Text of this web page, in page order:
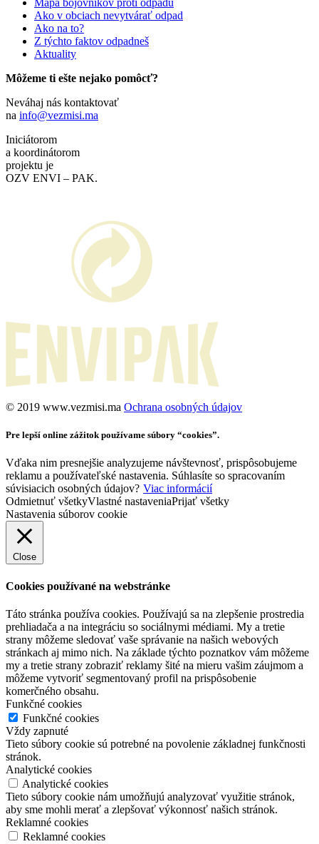
Mapa bojovníkov proti odpadu
Ako v obciach nevytvárať odpad
Ako na to?
Z týchto faktov odpadneš
Aktuality
Môžeme ti ešte nejako pomôcť?
Neváhaj nás kontaktovať
na info@vezmisi.ma
Iniciátorom
a koordinátorom
projektu je
OZV ENVI – PAK.
©️ 2019 www.vezmisi.ma Ochrana osobných údajov
Pre lepší online zážitok používame súbory “cookies”.
Vďaka nim presnejšie analyzujeme návštevnosť, prispôsobujeme
reklamu a používateľské nastavenia. Súhlasíte so spracovaním
súvisiacich osobných údajov? Viac informácií
Odmietnuť všetkyVlastné nastaveniaPrijať všetky
Nastavenia súborov cookie
Close
Cookies používané na webstránke
Táto stránka používa cookies. Používajú sa na zlepšenie prostredia
prehliadača a na integráciu so sociálnymi médiami. My a tretie
strany môžeme sledovať vaše správanie na našich webových
stránkach aj mimo nich. Na základe týchto poznatkov vám môžeme
my a tretie strany zobraziť reklamy šité na mieru vašim záujmom a
môžeme vytvoriť segmentovaný profil na prispôsobenie
komerčného obsahu.
Funkčné cookies
Funkčné cookies
Vždy zapnuté
Tieto súbory cookie sú potrebné na povolenie základnej funkčnosti
stránok.
Analytické cookies
Analytické cookies
Tieto súbory cookie nám umožňujú analyzovať využitie stránok,
aby sme mohli merať a zlepšovať výkonnosť našich stránok.
Reklamné cookies
Reklamné cookies